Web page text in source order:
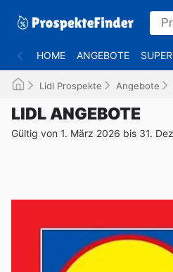
HOME ANGEBOTE
Lidl Prospekte Angebote
LIDL ANGEBOTE
Gültig von 1. März 2026 bis 31.